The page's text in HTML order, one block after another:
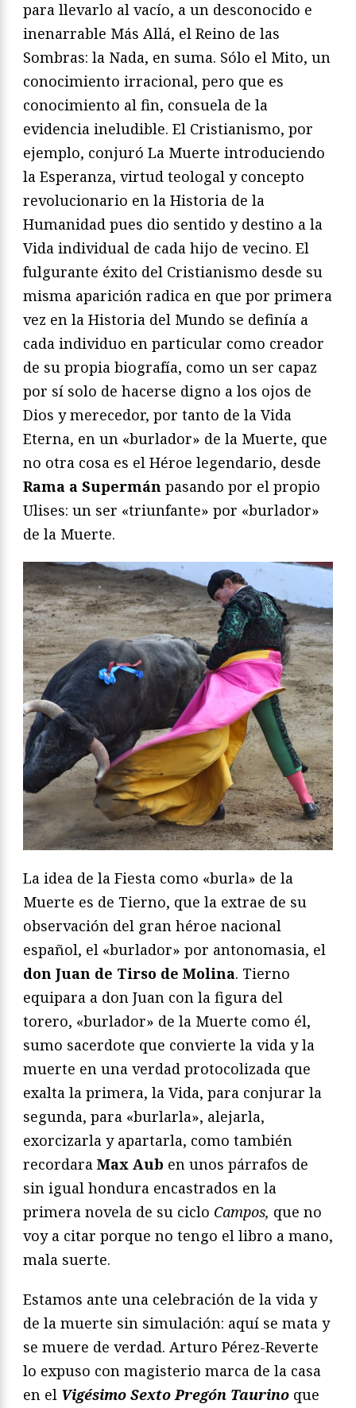
para llevarlo al vacío, a un desconocido e
inenarrable Más Allá, el Reino de las
Sombras: la Nada, en suma. Sólo el Mito, un
conocimiento irracional, pero que es
conocimiento al fin, consuela de la
evidencia ineludible. El Cristianismo, por
ejemplo, conjuró La Muerte introduciendo
la Esperanza, virtud teologal y concepto
revolucionario en la Historia de la
Humanidad pues dio sentido y destino a la
Vida individual de cada hijo de vecino. El
fulgurante éxito del Cristianismo desde su
misma aparición radica en que por primera
vez en la Historia del Mundo se definía a
cada individuo en particular como creador
de su propia biografía, como un ser capaz
por sí solo de hacerse digno a los ojos de
Dios y merecedor, por tanto de la Vida
Eterna, en un «burlador» de la Muerte, que
no otra cosa es el Héroe legendario, desde
Rama a Supermán pasando por el propio
Ulises: un ser «triunfante» por «burlador»
de la Muerte.
La idea de la Fiesta como «burla» de la
Muerte es de Tierno, que la extrae de su
observación del gran héroe nacional
español, el «burlador» por antonomasia, el
don Juan de Tirso de Molina. Tierno
equipara a don Juan con la figura del
torero, «burlador» de la Muerte como él,
sumo sacerdote que convierte la vida y la
muerte en una verdad protocolizada que
exalta la primera, la Vida, para conjurar la
segunda, para «burlarla», alejarla,
exorcizarla y apartarla, como también
recordara Max Aub en unos párrafos de
sin igual hondura encastrados en la
primera novela de su ciclo Campos, que no
voy a citar porque no tengo el libro a mano,
mala suerte.
Estamos ante una celebración de la vida y
de la muerte sin simulación: aquí se mata y
se muere de verdad. Arturo Pérez-Reverte
lo expuso con magisterio marca de la casa
en el Vigésimo Sexto Pregón Taurino que